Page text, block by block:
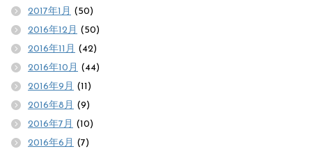
2017年1月 (50)
2016年12月 (50)
2016年11月 (42)
2016年10月 (44)
2016年9月 (11)
2016年8月 (9)
2016年7月 (10)
2016年6月 (7)